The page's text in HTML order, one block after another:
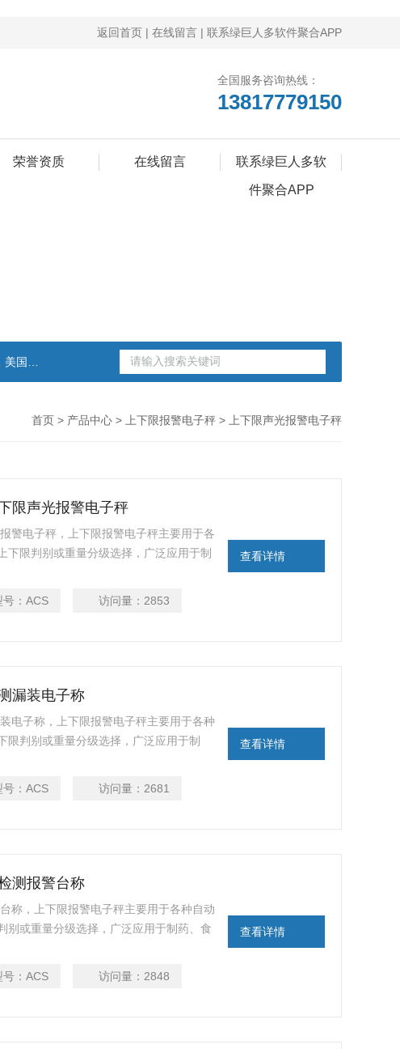
返回首页 | 在线留言 | 联系绿巨人多软件聚合APP
全国服务咨询热线：
13817779150
荣誉资质 在线留言 联系绿巨人多软
件聚合APP
子称
首页 > 产品中心 > 上下限报警电子秤 > 上下限声光报警电子秤
限声光报警电子秤
电子秤，上下限报警电子秤主要用于各
下限判别或重量分级选择，广泛应用于制
：ACS 访问量： 2853
查看详情
漏装电子称
子称，上下限报警电子秤主要用于各种
判别或重量分级选择，广泛应用于制
：ACS 访问量： 2681
查看详情
测报警台称
，上下限报警电子秤主要用于各种自动
或重量分级选择，广泛应用于制药、食
：ACS 访问量： 2848
查看详情